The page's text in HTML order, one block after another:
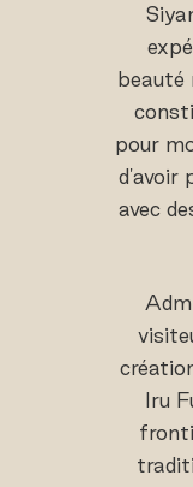
beauté
pour
d'avoir
avec
Iru